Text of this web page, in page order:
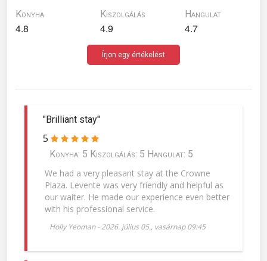
Konyha
4.8
Kiszolgálás
4.9
Hangulat
4.7
Írjon egy értékelést
"Brilliant stay"
5
Konyha: 5 Kiszolgálás: 5 Hangulat: 5
We had a very pleasant stay at the Crowne
Plaza. Levente was very friendly and helpful as
our waiter. He made our experience even better
with his professional service.
Holly Yeoman-2026. július 05., vasárnap 09:45